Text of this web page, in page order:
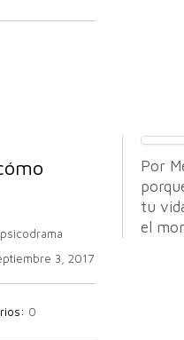
3, 2017
0
Por
tu
el